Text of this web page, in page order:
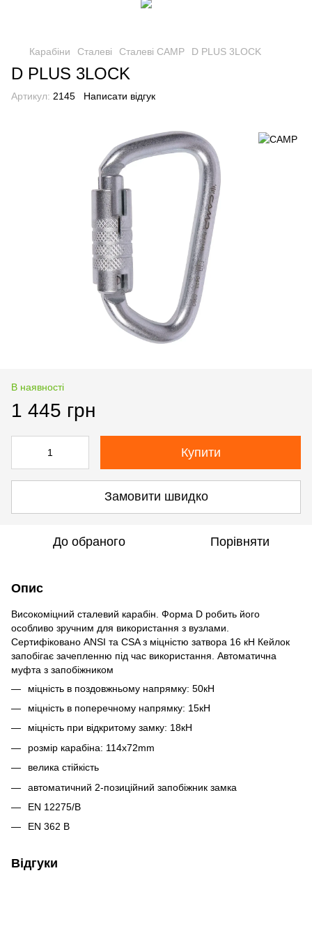
Карабіни Сталеві Сталеві CAMP D PLUS 3LOCK
D PLUS 3LOCK
Артикул: 2145 Написати відгук
В наявності
1 445 грн
Купити
Замовити швидко
До обраного Порівняти
Опис
Високоміцний сталевий карабін. Форма D робить його
особливо зручним для використання з вузлами.
Сертифіковано ANSI та CSA з міцністю затвора 16 кН Кейлок
запобігає зачепленню під час використання. Автоматична
муфта з запобіжником
міцність в поздовжньому напрямку: 50кН
міцність в поперечному напрямку: 15кН
міцність при відкритому замку: 18кН
розмір карабіна: 114x72mm
велика стійкість
автоматичний 2-позиційний запобіжник замка
EN 12275/B
EN 362 B
Відгуки